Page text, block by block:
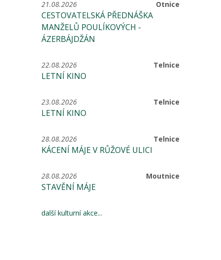
Otnice
21.08.2026
CESTOVATELSKÁ PŘEDNÁŠKA
MANŽELŮ POULÍKOVÝCH -
ÁZERBÁJDŽÁN
Telnice
22.08.2026
LETNÍ KINO
Telnice
23.08.2026
LETNÍ KINO
Telnice
28.08.2026
KÁCENÍ MÁJE V RŮŽOVÉ ULICI
Moutnice
28.08.2026
STAVĚNÍ MÁJE
další kulturní akce...